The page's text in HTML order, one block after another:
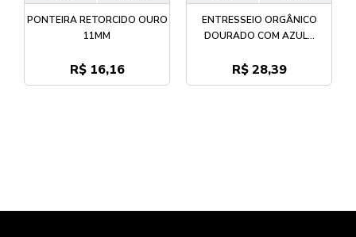
PONTEIRA RETORCIDO OURO
11MM
R$ 16,16
ENTRESSEIO ORGÂNICO
DOURADO COM AZUL...
R$ 28,39